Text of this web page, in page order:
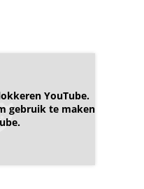
YouTube.
gebruik te maken